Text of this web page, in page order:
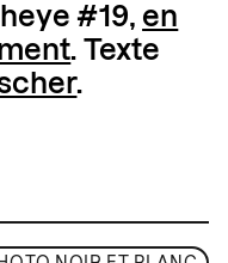
#19, en
. Texte
.